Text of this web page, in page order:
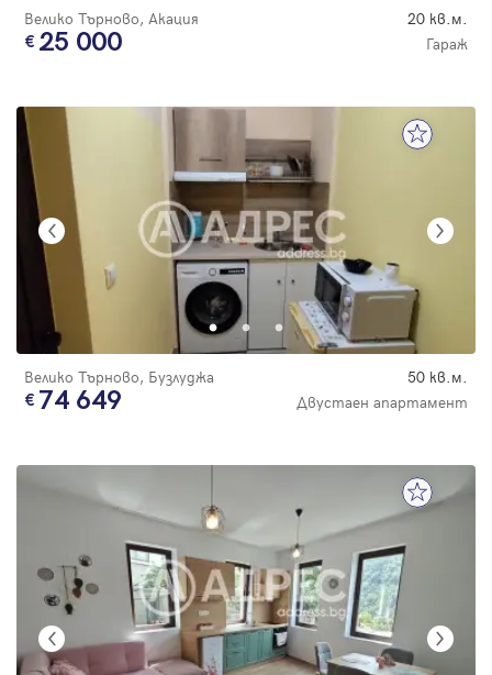
Велико Търново, Акация 20 кв.м.
25 000 Гараж
Велико Търново, Бузлуджа 50 кв.м.
74 649 Двустаен апартамент